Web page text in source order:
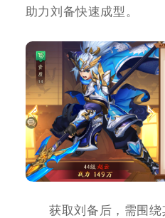
助力刘备快速成型。
获取刘备后，需围